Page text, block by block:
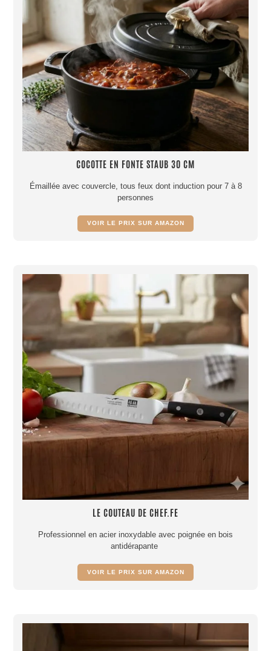
COCOTTE EN FONTE STAUB 30 CM
Émaillée avec couvercle, tous feux dont induction pour 7 à 8
personnes
VOIR LE PRIX SUR AMAZON
LE COUTEAU DE CHEF.FE
Professionnel en acier inoxydable avec poignée en bois
antidérapante
VOIR LE PRIX SUR AMAZON